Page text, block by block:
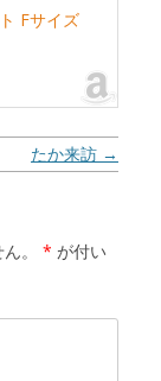
Fサイズ
たか来訪 →
。 * が付い